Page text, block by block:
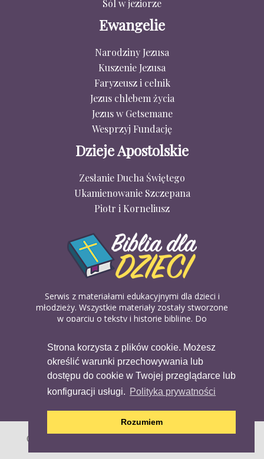
Strona korzysta z plików cookie. Możesz
określić warunki przechowywania lub
dostępu do cookie w Twojej przeglądarce lub
konfiguracji usługi. Polityka prywatności
Rozumiem
Sól w jeziorze
Ewangelie
Narodziny Jezusa
Kuszenie Jezusa
Faryzeusz i celnik
Jezus chlebem życia
Jezus w Getsemane
Wesprzyj Fundację
Dzieje Apostolskie
Zesłanie Ducha Świętego
Ukamienowanie Szczepana
Piotr i Korneliusz
Serwis z materiałami edukacyjnymi dla dzieci i
młodzieży. Wszystkie materiały zostały stworzone
w oparciu o teksty i historie biblijne. Do
biblijnych. Można je pobierać, drukować i
udostępniać bez żadnych opłat. Materiałów
dostępnych na serwisie nie można wykorzystywać
w celach komercyjnych.
Copyright (c) 2020 Copyright Holder All Rights Reserved.